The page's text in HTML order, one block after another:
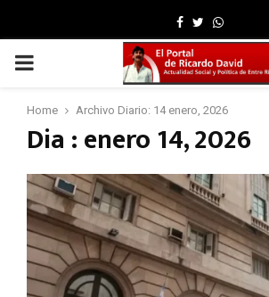
Facebook
Twitter
PRIMARY
MENU
Home Archivo Diario: 14 enero, 2026
Dia : enero 14, 2026